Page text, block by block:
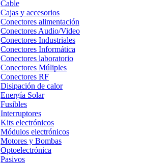
Cable
Cajas y accesorios
Conectores alimentación
Conectores Audio/Video
Conectores Industriales
Conectores Informática
Conectores laboratorio
Conectores Múliples
Conectores RF
Disipación de calor
Energía Solar
Fusibles
Interruptores
Kits electrónicos
Módulos electrónicos
Motores y Bombas
Optoelectrónica
Pasivos